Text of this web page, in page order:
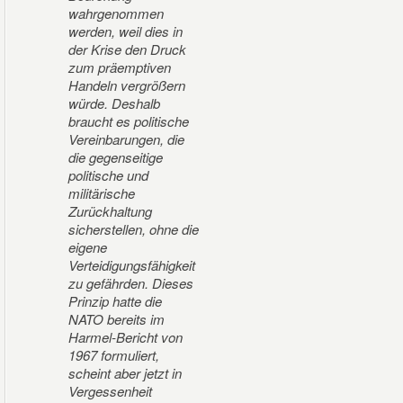
wahrgenommen
werden, weil dies in
der Krise den Druck
zum präemptiven
Handeln vergrößern
würde. Deshalb
braucht es politische
Vereinbarungen, die
die gegenseitige
politische und
militärische
Zurückhaltung
sicherstellen, ohne die
eigene
Verteidigungsfähigkeit
zu gefährden. Dieses
Prinzip hatte die
NATO bereits im
Harmel-Bericht von
1967 formuliert,
scheint aber jetzt in
Vergessenheit